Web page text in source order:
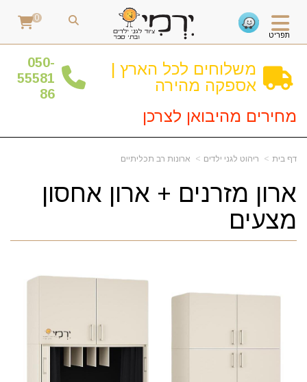
תפריט
0
משלוחים לכל הארץ |
אספקה מהירה
050-
55581
86
מחירים מהיבואן לצרכן
דף בית ריהוט לגני ילדים ארונות רב תכליתיים
ארון מזרנים + ארון אחסון
מצעים